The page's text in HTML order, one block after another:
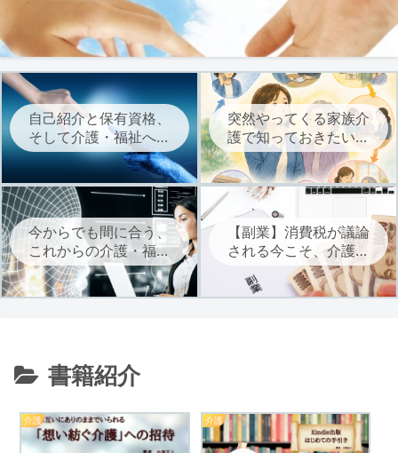
自己紹介と保有資格、
そして介護・福祉への
想いについて
突然やってくる家族介
護で知っておきたい、
介護サービスを始める
までの流れ
今からでも間に合う、
これからの介護・福祉
に必要なAIを学ぶ
【副業】消費税が議論
される今こそ、介護・
福祉職は自立に向けた
副業を考えよう
書籍紹介
介護 介護